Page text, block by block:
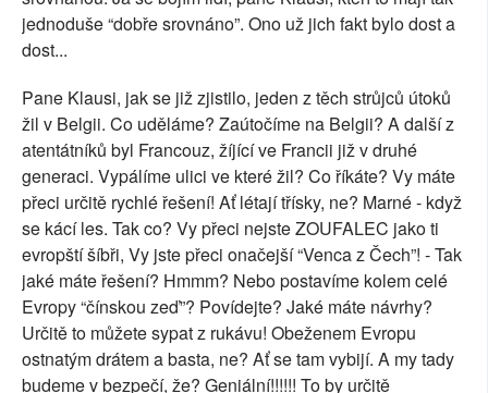
jednoduše “dobře srovnáno”. Ono už jich fakt bylo dost a
dost...
Pane Klausi, jak se již zjistilo, jeden z těch strůjců útoků
žil v Belgii. Co uděláme? Zaútočíme na Belgii? A další z
atentátníků byl Francouz, žíjící ve Francii již v druhé
generaci. Vypálíme ulici ve které žil? Co říkáte? Vy máte
přeci určitě rychlé řešení! Ať létají třísky, ne? Marné - když
se kácí les. Tak co? Vy přeci nejste ZOUFALEC jako ti
evropští šíbři, Vy jste přeci onačejší “Venca z Čech”! - Tak
jaké máte řešení? Hmmm? Nebo postavíme kolem celé
Evropy “čínskou zeď”? Povídejte? Jaké máte návrhy?
Určitě to můžete sypat z rukávu! Obeženem Evropu
ostnatým drátem a basta, ne? Ať se tam vybijí. A my tady
budeme v bezpečí, že? Geniální!!!!!! To by určitě